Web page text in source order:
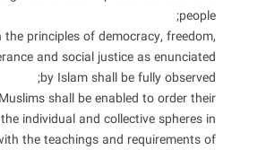
people;
the principles of democracy, freedom,
and social justice as enunciated
by Islam shall be fully observed;
shall be enabled to order their
individual and collective spheres in
the teachings and requirements of